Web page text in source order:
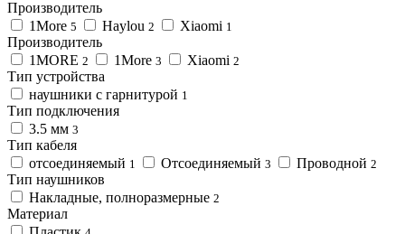
Производитель
1More 5 Haylou 2 Xiaomi 1
Производитель
1MORE 2 1More 3 Xiaomi 2
Тип устройства
наушники с гарнитурой 1
Тип подключения
3.5 мм 3
Тип кабеля
отсоединяемый 1 Отсоединяемый 3 Проводной 2
Тип наушников
Накладные, полноразмерные 2
Материал